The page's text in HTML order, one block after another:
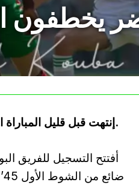
إنتهت قبل قليل المباراة الثانية للمنتخب الوطني الجزائري بنظيره البوركيني على نتيجة 2-2.
أفتتح التسجيل للفريق